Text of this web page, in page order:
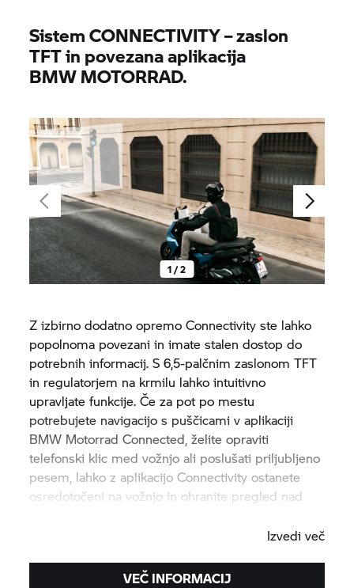
Sistem CONNECTIVITY – zaslon
TFT in povezana aplikacija
BMW MOTORRAD.
1 / 2
Z izbirno dodatno opremo Connectivity ste lahko
popolnoma povezani in imate stalen dostop do
potrebnih informacij. S 6,5-palčnim zaslonom TFT
in regulatorjem na krmilu lahko intuitivno
upravljate funkcije. Če za pot po mestu
potrebujete navigacijo s puščicami v aplikaciji
BMW Motorrad Connected, želite opraviti
telefonski klic med vožnjo ali poslušati priljubljeno
pesem, lahko z aplikacijo Connectivity ostanete
osredotočeni na vožnjo in ohranite pregled nad
Izvedi več
VEČ INFORMACIJ